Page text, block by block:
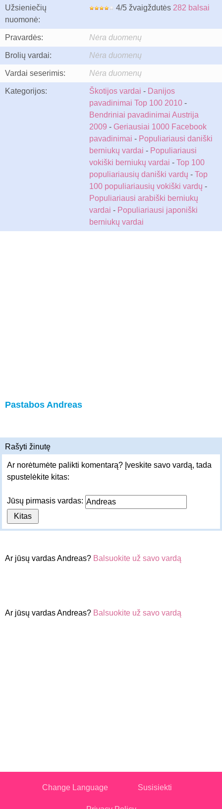
Užsieniečių
nuomonė:
4/5 žvaigždutės 282 balsai
Pravardės: Nėra duomenų
Brolių vardai: Nėra duomenų
Vardai seserimis: Nėra duomenų
Kategorijos: Škotijos vardai - Danijos
pavadinimai Top 100 2010 -
Bendriniai pavadinimai Austrija
2009 - Geriausiai 1000 Facebook
pavadinimai - Populiariausi daniški
berniukų vardai - Populiariausi
vokiški berniukų vardai - Top 100
populiariausių daniški vardų - Top
100 populiariausių vokiški vardų -
Populiariausi arabiški berniukų
vardai - Populiariausi japoniški
berniukų vardai
Pastabos Andreas
Rašyti žinutę
Ar norėtumėte palikti komentarą? Įveskite savo vardą, tada
spustelėkite kitas:
Jūsų pirmasis vardas:
Ar jūsų vardas Andreas? Balsuokite už savo vardą
Ar jūsų vardas Andreas? Balsuokite už savo vardą
Change Language Susisiekti